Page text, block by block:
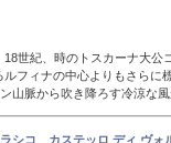
世紀、時のトスカーナ大公
フィナの中心よりもさらに
山脈から吹き降ろす冷涼な
シコ カステッロ ディ ヴ